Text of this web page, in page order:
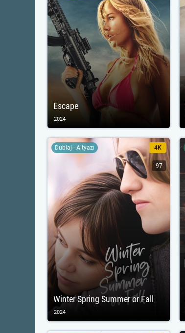
Escape
2024
Winter Spring Summer or Fall
Dublaj - Altyazı 4K
97
2024